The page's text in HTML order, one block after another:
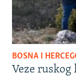
BOSNA I
Veze ruskog